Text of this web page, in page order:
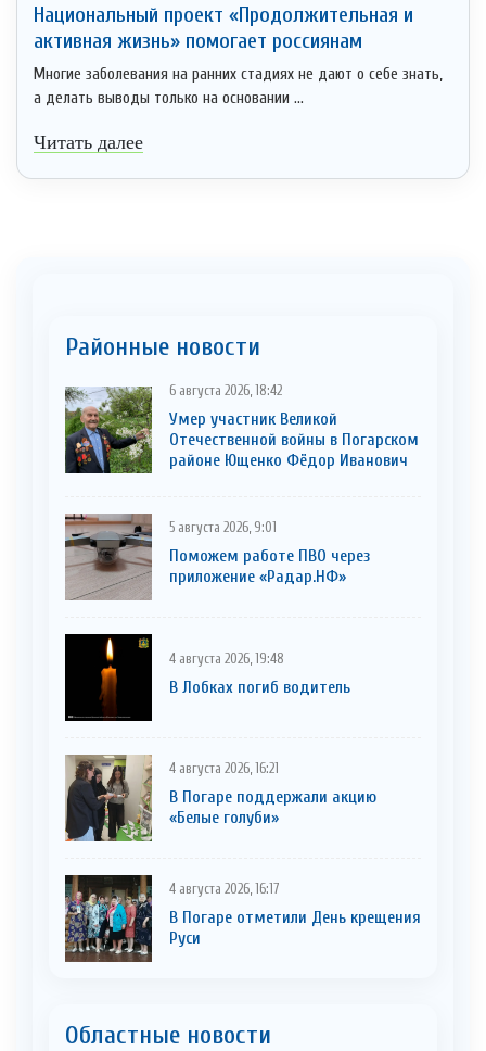
Национальный проект «Продолжительная и
активная жизнь» помогает россиянам
Многие заболевания на ранних стадиях не дают о себе знать,
а делать выводы только на основании ...
Читать далее
Районные новости
6 августа 2026, 18:42
Умер участник Великой
Отечественной войны в Погарском
районе Ющенко Фёдор Иванович
5 августа 2026, 9:01
Поможем работе ПВО через
приложение «Радар.НФ»
4 августа 2026, 19:48
В Лобках погиб водитель
4 августа 2026, 16:21
В Погаре поддержали акцию
«Белые голуби»
4 августа 2026, 16:17
В Погаре отметили День крещения
Руси
Областные новости